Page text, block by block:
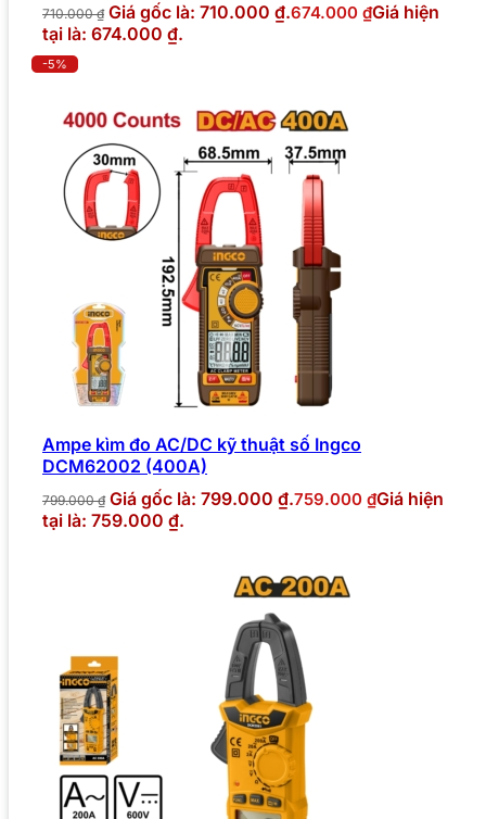
710.000₫ Giá gốc là: 710.000 ₫.674.000 ₫Giá hiện
tại là: 674.000 ₫.
-5%
Ampe kìm đo AC/DC kỹ thuật số Ingco
DCM62002 (400A)
799.000₫ Giá gốc là: 799.000 ₫.759.000 ₫Giá hiện
tại là: 759.000 ₫.